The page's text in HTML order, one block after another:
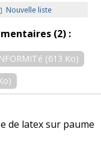
Nouvelle liste
(2) :
(613 Ko)
de latex sur paume